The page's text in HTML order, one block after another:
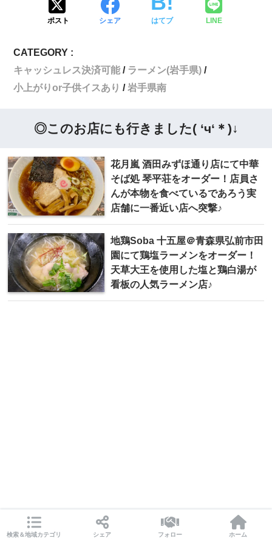
ポスト シェア はてブ LINE
CATEGORY :
キャッシュレス決済可能
ラーメン(岩手県)
小上がりor子供イスあり
岩手県南
◎このお店にも行きました( ‘ч‘＊)↓
花月嵐 酒田みずほ通り店にて中華
そば処 琴平荘をオーダー！店員さ
んが本物を食べているであろう実
店舗に一番近い店へ突撃♪
地鶏Soba 十五屋＠青森県弘前市田
園にて鶏塩ラーメンをオーダー！
天草大王を使用した塩と鶏白湯が
看板の人気ラーメン店♪
検索＆地域カテゴリ シェア フォロー ホーム